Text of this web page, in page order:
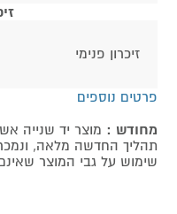
זיכרון פנימי
פרטים נוספים
מחודש : מוצר יד שנייה
תהליך החדשה מלאה,
שימוש על גבי המוצר